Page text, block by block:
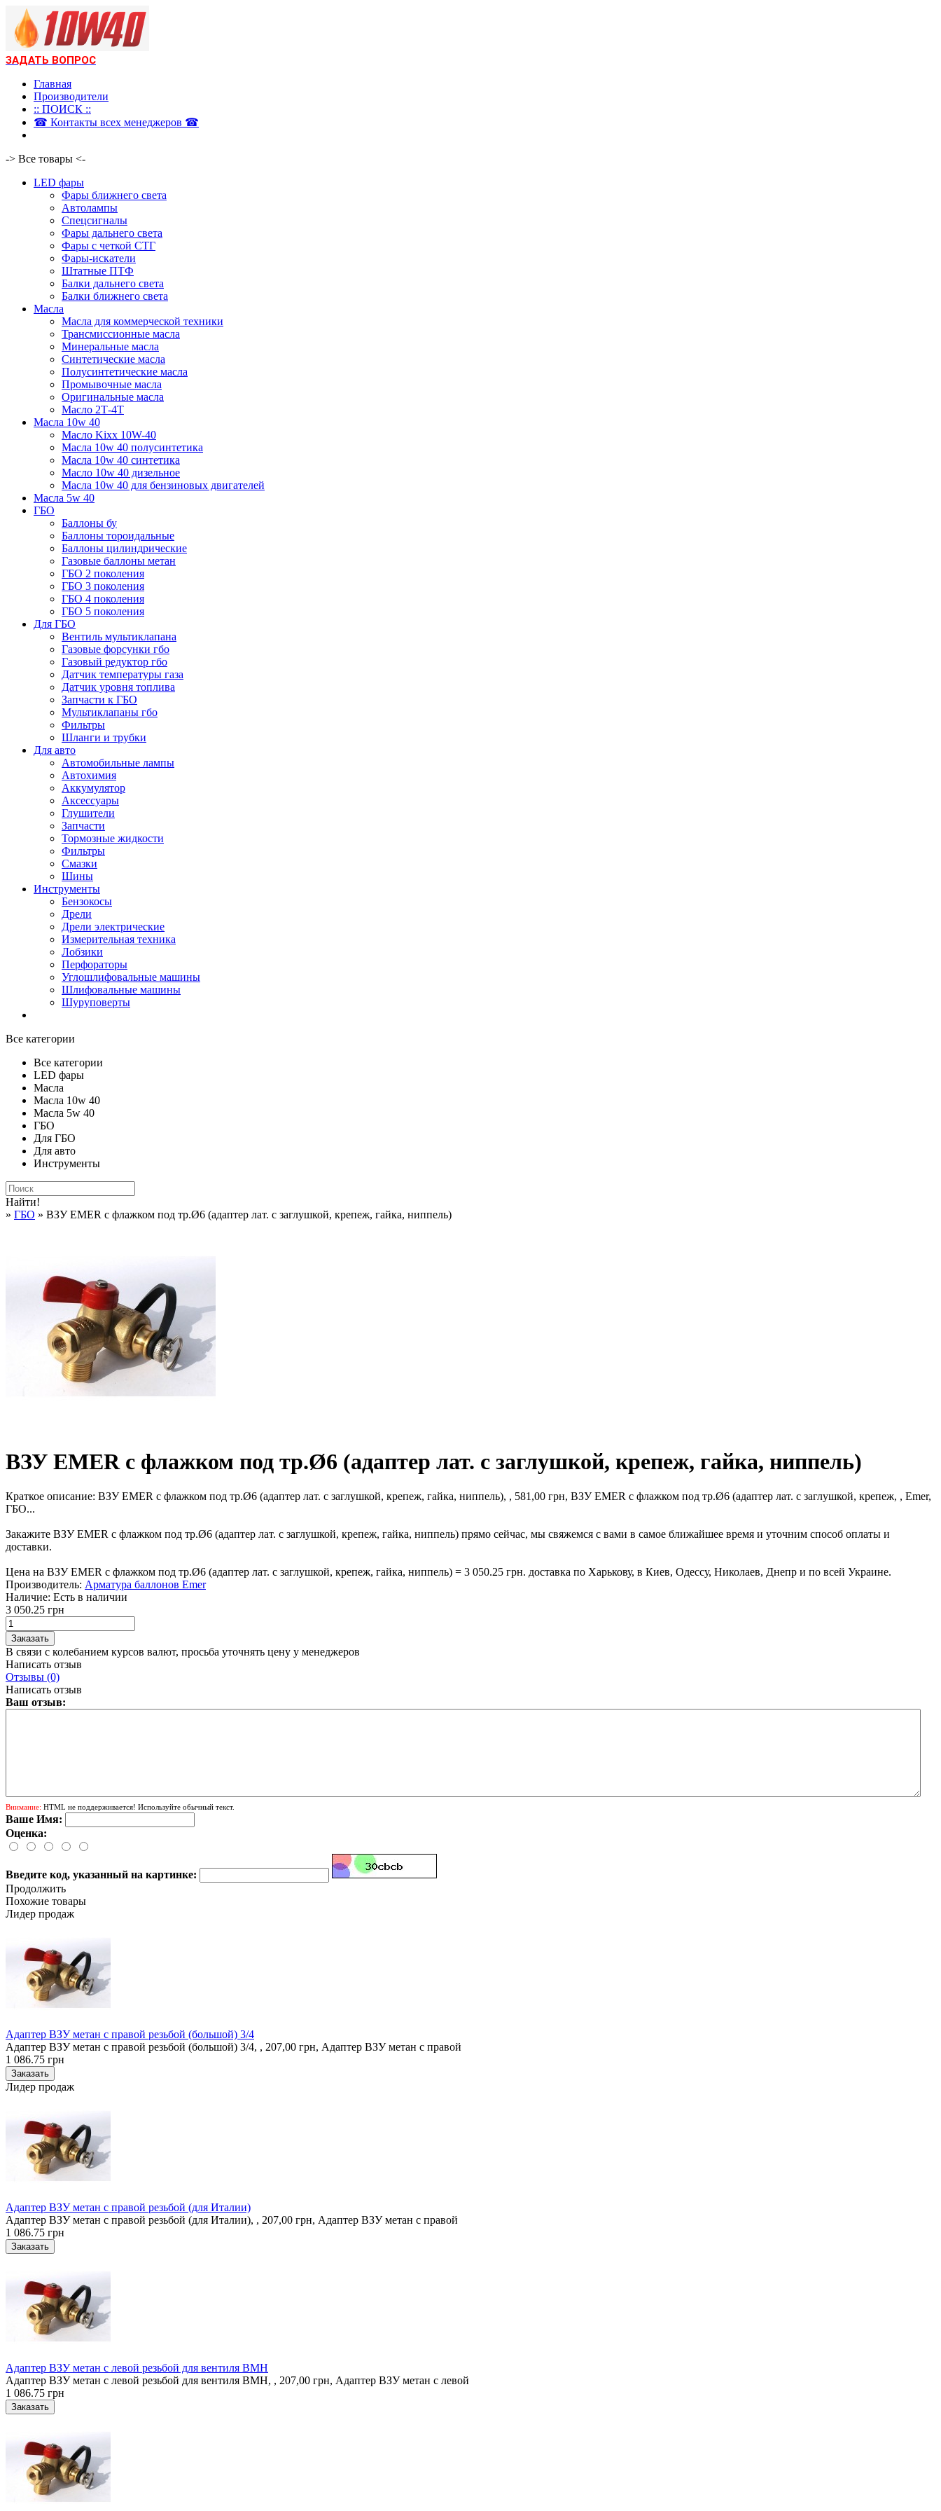
ЗАДАТЬ ВОПРОС
Главная
Производители
:: ПОИСК ::
☎ Контакты всех менеджеров ☎
-> Все товары <-
LED фары
Фары ближнего света
Автолампы
Спецсигналы
Фары дальнего света
Фары с четкой СТГ
Фары-искатели
Штатные ПТФ
Балки дальнего света
Балки ближнего света
Масла
Масла для коммерческой техники
Трансмиссионные масла
Минеральные масла
Синтетические масла
Полусинтетические масла
Промывочные масла
Оригинальные масла
Масло 2Т-4Т
Масла 10w 40
Mасло Kixx 10W-40
Масла 10w 40 полусинтетика
Масла 10w 40 синтетика
Масло 10w 40 дизельное
Масла 10w 40 для бензиновых двигателей
Масла 5w 40
ГБО
Баллоны бу
Баллоны тороидальные
Баллоны цилиндрические
Газовые баллоны метан
ГБО 2 поколения
ГБО 3 поколения
ГБО 4 поколения
ГБО 5 поколения
Для ГБО
Вентиль мультиклапана
Газовые форсунки гбо
Газовый редуктор гбо
Датчик температуры газа
Датчик уровня топлива
Запчасти к ГБО
Мультиклапаны гбо
Фильтры
Шланги и трубки
Для авто
Автомобильные лампы
Автохимия
Аккумулятор
Аксессуары
Глушители
Запчасти
Тормозные жидкости
Фильтры
Смазки
Шины
Инструменты
Бензокосы
Дрели
Дрели электрические
Измерительная техника
Лобзики
Перфораторы
Углошлифовальные машины
Шлифовальные машины
Шуруповерты
Все категории
Все категории
LED фары
Масла
Масла 10w 40
Масла 5w 40
ГБО
Для ГБО
Для авто
Инструменты
Найти!
» ГБО » ВЗУ EMER с флажком под тр.Ø6 (адаптер лат. с заглушкой, крепеж, гайка, ниппель)
ВЗУ EMER с флажком под тр.Ø6 (адаптер лат. с заглушкой, крепеж, гайка, ниппель)
Краткое описание: ВЗУ EMER с флажком под тр.Ø6 (адаптер лат. с заглушкой, крепеж, гайка, ниппель), , 581,00 грн, ВЗУ EMER с флажком под тр.Ø6 (адаптер лат. с заглушкой, крепеж, , Emer,
ГБО...
Закажите ВЗУ EMER с флажком под тр.Ø6 (адаптер лат. с заглушкой, крепеж, гайка, ниппель) прямо сейчас, мы свяжемся с вами в самое ближайшее время и уточним способ оплаты и
доставки.
Цена на ВЗУ EMER с флажком под тр.Ø6 (адаптер лат. с заглушкой, крепеж, гайка, ниппель) = 3 050.25 грн. доставка по Харькову, в Киев, Одессу, Николаев, Днепр и по всей Украине.
Производитель: Арматура баллонов Emer
Наличие: Есть в наличии
3 050.25 грн
В связи с колебанием курсов валют, просьба уточнять цену у менеджеров
Написать отзыв
Отзывы (0)
Написать отзыв
Ваш отзыв:
Внимание: HTML не поддерживается! Используйте обычный текст.
Ваше Имя:
Оценка:
Введите код, указанный на картинке:
Продолжить
Похожие товары
Лидер продаж
Адаптер ВЗУ метан с правой резьбой (большой) 3/4
Адаптер ВЗУ метан с правой резьбой (большой) 3/4, , 207,00 грн, Адаптер ВЗУ метан с правой
1 086.75 грн
Лидер продаж
Адаптер ВЗУ метан с правой резьбой (для Италии)
Адаптер ВЗУ метан с правой резьбой (для Италии), , 207,00 грн, Адаптер ВЗУ метан с правой
1 086.75 грн
Адаптер ВЗУ метан с левой резьбой для вентиля ВМН
Адаптер ВЗУ метан с левой резьбой для вентиля ВМН, , 207,00 грн, Адаптер ВЗУ метан с левой
1 086.75 грн